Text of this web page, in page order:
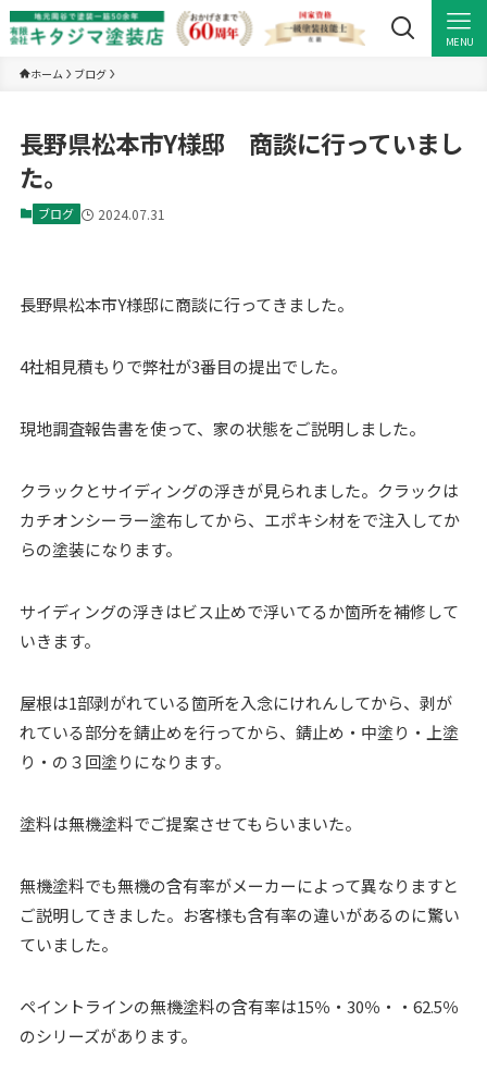
MENU
ホーム ブログ
長野県松本市Y様邸 商談に行っていまし
た。
ブログ 2024.07.31
長野県松本市Y様邸に商談に行ってきました。
4社相見積もりで弊社が3番目の提出でした。
現地調査報告書を使って、家の状態をご説明しました。
クラックとサイディングの浮きが見られました。クラックは
カチオンシーラー塗布してから、エポキシ材をで注入してか
らの塗装になります。
サイディングの浮きはビス止めで浮いてるか箇所を補修して
いきます。
屋根は1部剥がれている箇所を入念にけれんしてから、剥が
れている部分を錆止めを行ってから、錆止め・中塗り・上塗
り・の３回塗りになります。
塗料は無機塗料でご提案させてもらいまいた。
無機塗料でも無機の含有率がメーカーによって異なりますと
ご説明してきました。お客様も含有率の違いがあるのに驚い
ていました。
ペイントラインの無機塗料の含有率は15％・30％・・62.5％
のシリーズがあります。